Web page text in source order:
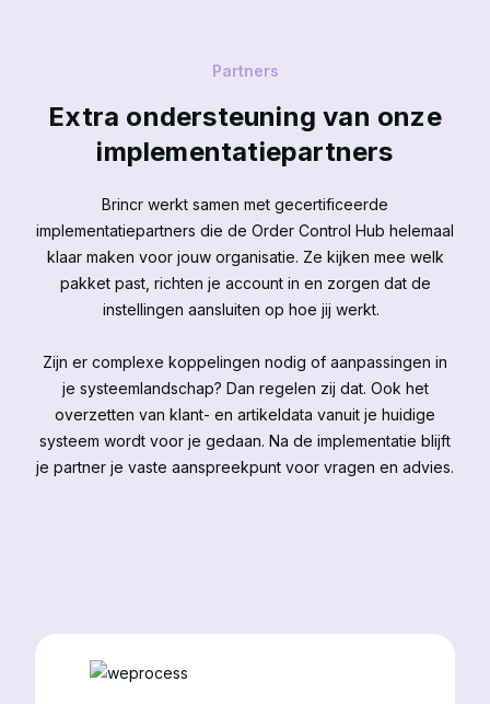
Partners
Extra ondersteuning van onze
implementatiepartners
Brincr werkt samen met gecertificeerde
implementatiepartners die de Order Control Hub helemaal
klaar maken voor jouw organisatie. Ze kijken mee welk
pakket past, richten je account in en zorgen dat de
instellingen aansluiten op hoe jij werkt.
Zijn er complexe koppelingen nodig of aanpassingen in
je systeemlandschap? Dan regelen zij dat. Ook het
overzetten van klant- en artikeldata vanuit je huidige
systeem wordt voor je gedaan. Na de implementatie blijft
je partner je vaste aanspreekpunt voor vragen en advies.